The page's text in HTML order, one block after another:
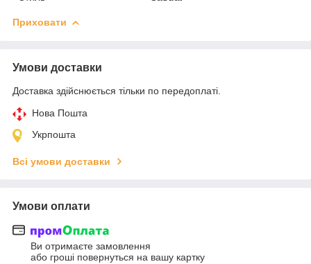
Приховати
Умови доставки
Доставка здійснюється тільки по передоплаті.
Нова Пошта
Укрпошта
Всі умови доставки
Умови оплати
Ви отримаєте замовлення
або гроші повернуться на вашу картку